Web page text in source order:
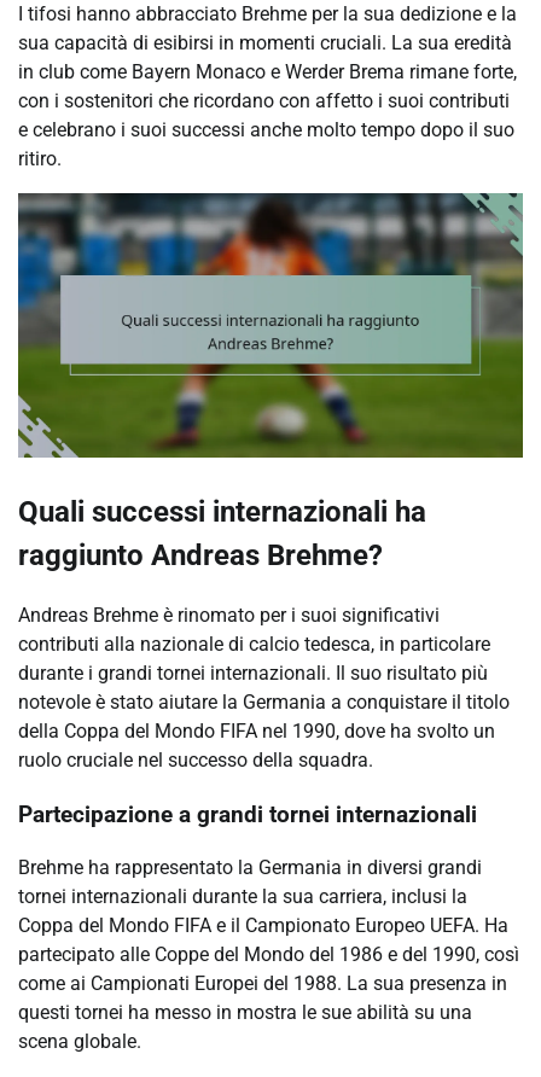
I tifosi hanno abbracciato Brehme per la sua dedizione e la
sua capacità di esibirsi in momenti cruciali. La sua eredità
in club come Bayern Monaco e Werder Brema rimane forte,
con i sostenitori che ricordano con affetto i suoi contributi
e celebrano i suoi successi anche molto tempo dopo il suo
ritiro.
Quali successi internazionali ha
raggiunto Andreas Brehme?
Andreas Brehme è rinomato per i suoi significativi
contributi alla nazionale di calcio tedesca, in particolare
durante i grandi tornei internazionali. Il suo risultato più
notevole è stato aiutare la Germania a conquistare il titolo
della Coppa del Mondo FIFA nel 1990, dove ha svolto un
ruolo cruciale nel successo della squadra.
Partecipazione a grandi tornei internazionali
Brehme ha rappresentato la Germania in diversi grandi
tornei internazionali durante la sua carriera, inclusi la
Coppa del Mondo FIFA e il Campionato Europeo UEFA. Ha
partecipato alle Coppe del Mondo del 1986 e del 1990, così
come ai Campionati Europei del 1988. La sua presenza in
questi tornei ha messo in mostra le sue abilità su una
scena globale.